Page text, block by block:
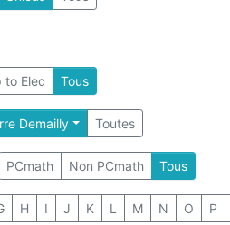
to Elec Tous
Demailly Toutes
PCmath Non PCmath Tous
H I J K L M N O P